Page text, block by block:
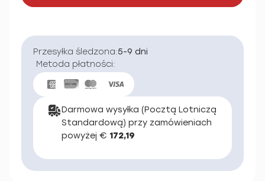
Przesyłka śledzona:5-9 dni
Metoda płatności:
Darmowa wysyłka (Pocztą Lotniczą
Standardową) przy zamówieniach
powyżej € 172,19